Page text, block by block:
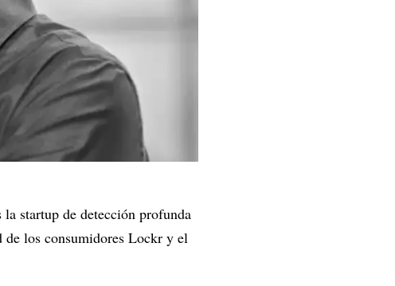
la startup de detección profunda
de los consumidores Lockr y el